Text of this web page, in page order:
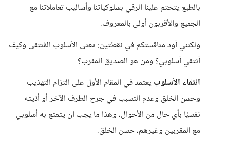
بالطبع يتحتم علينا الرقي بسلوكياتنا وأساليب تعاملاتنا مع
الجميع والأقربون أولى بالمعروف.
ولكنني أود مناقشتكم في نقطتين: معنى الأسلوب المُنتقى وكيف
أنتقي أسلوبي؟ ومن هو الصديق المقرب؟
انتقاء الأسلوب يعتمد في المقام الأول على التزام التهذيب
وحسن الخلق وعدم التسبب في جرح الطرف الآخر أو أذيته
نفسيًا بأي حال من الأحوال، وهذا ما يجب ان يتمتع به أسلوبي
مع المقربين وغيرهم، حسن الخلق.